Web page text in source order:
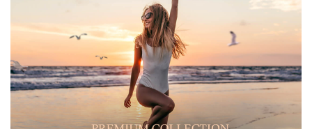
Please select